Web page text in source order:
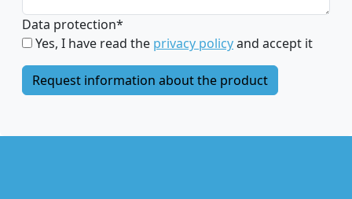
Data protection*
Yes, I have read the privacy policyand accept it